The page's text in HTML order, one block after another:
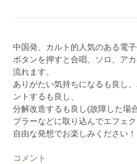
中国発、カルト的人気のある電子
ボタンを押すと合唱、ソロ、ア
流れます。
ありがたい気持ちになるも良し
ントするも良し、
分解改造するも良し(故障した場
プラーなどに取り込んでエフェク
自由な発想でお楽しみください！
コメント